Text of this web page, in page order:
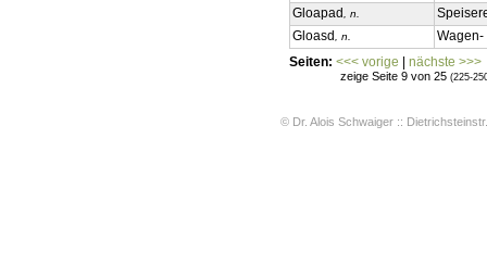
Gloapad, n.
Gloasd, n.
Wagen-
Seiten: <<< vorige nächste >>>
zeige Seite 9 von 25 (225-
© Dr. Alois Schwaiger ::